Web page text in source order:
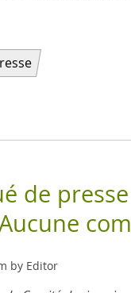
de
by Editor